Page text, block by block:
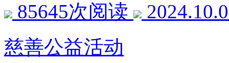
85645次阅读
慈善公益活动